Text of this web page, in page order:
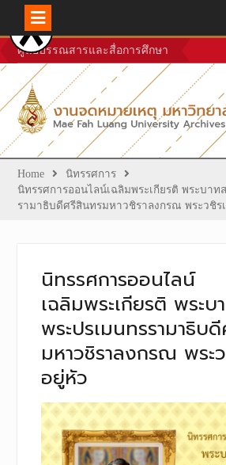
Skip
to
content
ศูนย์บรรณสารและสื่อการศึกษา
Home
นิทรรศการ
นิทรรศการออนไลน์เฉลิมพระเกียรติ พระบาท
รามาธิบดีศรีสินทรมหาวชิราลงกรณ ​พระวชิร
นิทรรศการออนไลน์
เฉลิมพระเกียรติ พระบ
พระปรเมนทรรามาธิบ
มหาวชิราลงกรณ ​พระว
อยู่หัว